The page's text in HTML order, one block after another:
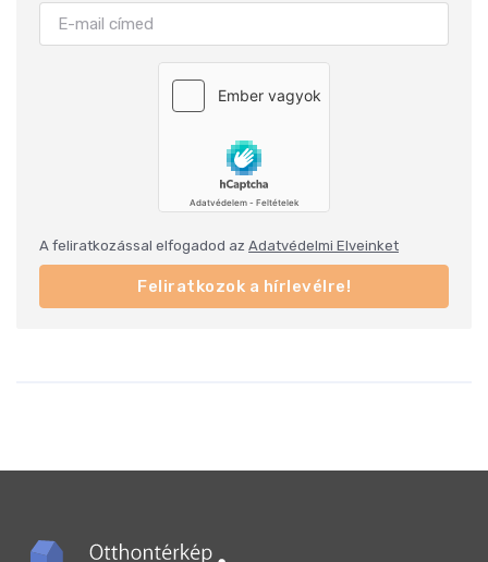
A feliratkozással elfogadod az Adatvédelmi Elveinket
Feliratkozok a hírlevélre!